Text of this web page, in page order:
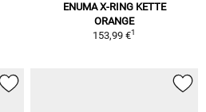
ENUMA X-RING KETTE
ORANGE
153,99 €1